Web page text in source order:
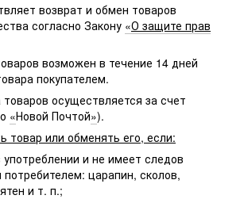
возврат и обмен товаров
согласно Закону «О защите прав
возможен в течение 14 дней
покупателем.
осуществляется за счет
«Новой Почтой»).
товар или обменять его, если:
и не имеет следов
потребителем: царапин, сколов,
и т. п.;